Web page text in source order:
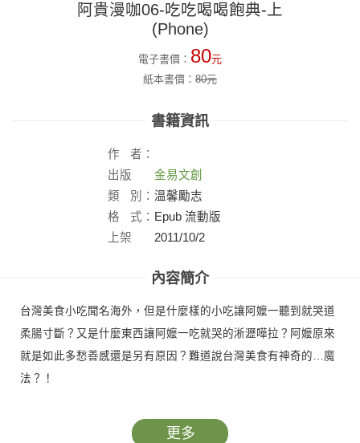
阿貴漫咖06-吃吃喝喝飽典-上
(Phone)
電子書價： 80元
紙本書價： 80元
書籍資訊
作
者：
出版
社：
金易文創
類
別： 溫馨勵志
格
式： Epub 流動版
上架
2011/10/2
內容簡介
台灣美食小吃聞名海外，但是什麼樣的小吃讓阿嬤一聽到就哭道
柔腸寸斷？又是什麼東西讓阿嬤一吃就哭的淅瀝嘩拉？阿嬤原來
就是如此多愁善感還是另有原因？難道說台灣美食有神奇的…魔
法？！
更多